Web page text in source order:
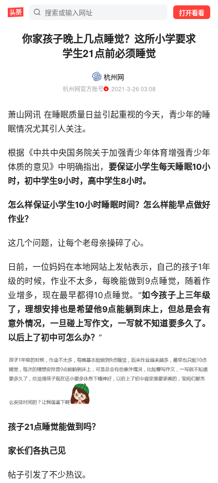
打开看看
你家孩子晚上几点睡觉？这所小学要求
学生21点前必须睡觉
杭州网
杭州网官方账号
  2021-3-26 03:08
萧山网讯 在睡眠质量日益引起重视的今天，青少年的睡
眠情况尤其引人关注。
根据《中共中央国务院关于加强青少年体育增强青少年
体质的意见》中明确指出， 要保证小学生每天睡眠10小
时，初中学生9小时，高中学生8小时。
怎么样保证小学生10小时睡眠时间？怎么样能早点做好
作业？
这几个问题，让每个老母亲操碎了心。
日前，一位妈妈在本地网站上发帖表示，自己的孩子1年
级的时候，作业不太多，每晚能做到9点睡觉，随着作
业增多，现在最早都得10点睡觉。“如今孩子上三年级
了，理想安排也是希望他9点能躺到床上，但总是会有
意外情况，一旦碰上写作文，一写就不知道要多久了。
以后上了初中可怎么办？ ”
孩子21点睡觉能做到吗？
家长们各执己见
帖子引发了不少热议。